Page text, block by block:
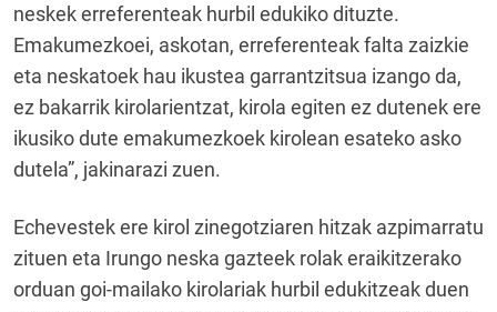
neskek erreferenteak hurbil edukiko dituzte.
Emakumezkoei, askotan, erreferenteak falta zaizkie
eta neskatoek hau ikustea garrantzitsua izango da,
ez bakarrik kirolarientzat, kirola egiten ez dutenek ere
ikusiko dute emakumezkoek kirolean esateko asko
dutela”, jakinarazi zuen.
Echevestek ere kirol zinegotziaren hitzak azpimarratu
zituen eta Irungo neska gazteek rolak eraikitzerako
orduan goi-mailako kirolariak hurbil edukitzeak duen